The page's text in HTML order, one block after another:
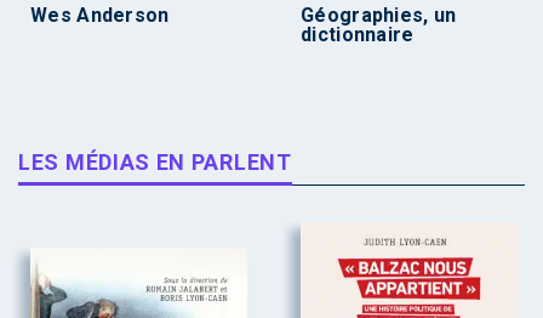
Wes Anderson
Géographies, un
dictionnaire
LES MÉDIAS EN PARLENT